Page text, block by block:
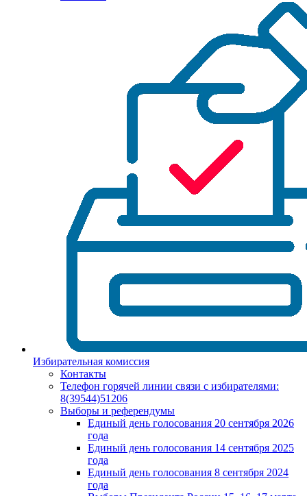
Избирательная комиссия
Контакты
Телефон горячей линии связи с избирателями:
8(39544)51206
Выборы и референдумы
Единый день голосования 20 сентября 2026
года
Единый день голосования 14 сентября 2025
года
Единый день голосования 8 сентября 2024
года